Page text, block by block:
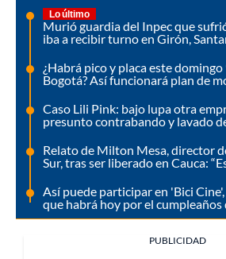
Lo último
Murió guardia del Inpec que
iba a recibir turno en Girón,
¿Habrá pico y placa este domingo
Bogotá? Así funcionará plan de
Caso Lili Pink: bajo lupa otra
presunto contrabando y lavado
Relato de Milton Mesa, director
Sur, tras ser liberado en Cauca:
Así puede participar en 'Bici
que habrá hoy por el cumpleaños
PUBLICIDAD